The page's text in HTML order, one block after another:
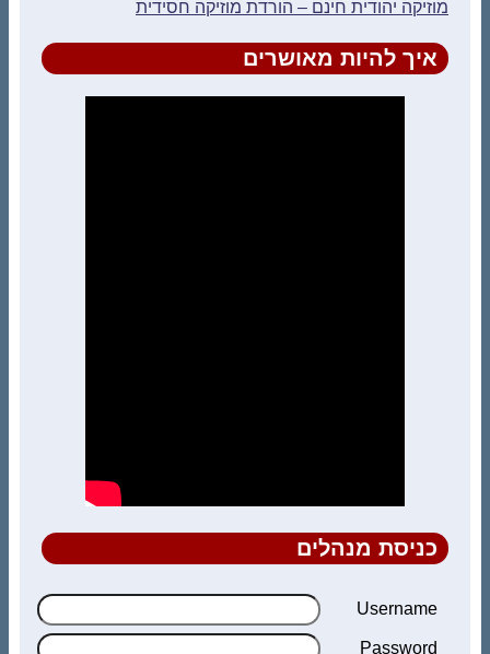
מוזיקה יהודית חינם – הורדת מוזיקה חסידית
איך להיות מאושרים
כניסת מנהלים
Username
Password